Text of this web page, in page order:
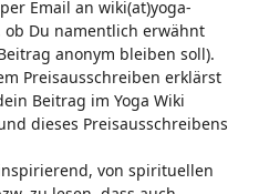
Email an wiki(at)yoga-
Du namentlich erwähnt
anonym bleiben soll).
Preisausschreiben erklärst
Beitrag im Yoga Wiki
dieses Preisausschreibens
von spirituellen